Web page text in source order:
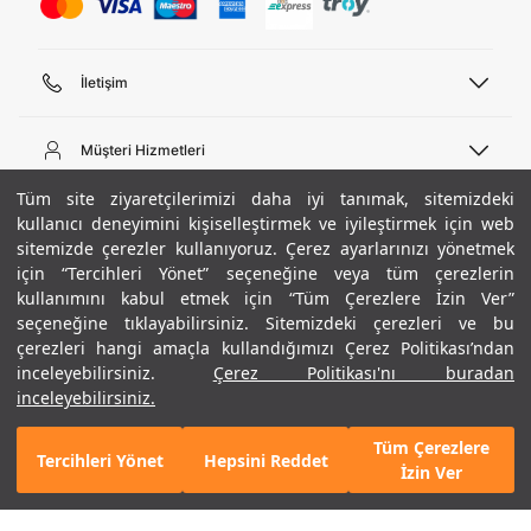
Tüm site ziyaretçilerimizi daha iyi tanımak, sitemizdeki
kullanıcı deneyimini kişiselleştirmek ve iyileştirmek için web
sitemizde çerezler kullanıyoruz. Çerez ayarlarınızı yönetmek
için “Tercihleri Yönet” seçeneğine veya tüm çerezlerin
kullanımını kabul etmek için “Tüm Çerezlere İzin Ver”
seçeneğine tıklayabilirsiniz. Sitemizdeki çerezleri ve bu
çerezleri hangi amaçla kullandığımızı Çerez Politikası’ndan
inceleyebilirsiniz.
Çerez Politikası'nı buradan
inceleyebilirsiniz.
Tercihleri Yönet Hepsini Reddet
Tüm Çerezlere
İzin Ver
+ 9 Renk
5.990 TL
%50
SEPETE EKLE
İletişim
444 02 00
Pazartesi - Cuma 09:00 - 18:00
E-posta
bilgi@underarmour.com
Müşteri Hizmetleri
Sipariş Sorgulama
Bize Ulaşın
Teslimat Bilgileri
İşlem Rehberi
İade ve Değişimler
Sıkça Sorulan Sorular
Beden Rehberi
Site Haritası
Hakkımızda
Ticari Bilgiler
Hükümler ve Koşullar
Gizlilik Politikası
Çerez Politikası
Kariyer
ETBİS
UA Sosyal Medya
Instagram
Facebook
Twitter
Popüler Kategoriler
Erkek Basketbol Ayakkabısı
Çocuk Basketbol Ayakkabısı
Erkek Eşofman
Kadın Tayt